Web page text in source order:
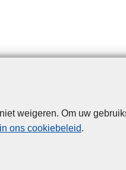
weigeren. Om uw
ons cookiebeleid.
Toegankelijkheid